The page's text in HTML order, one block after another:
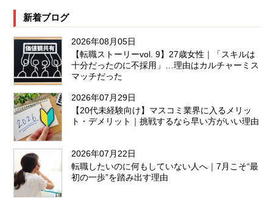
新着ブログ
2026年08月05日
【転職ストーリーvol. 9】27歳女性｜「スキルは
十分だったのに不採用」…理由はカルチャーミス
マッチだった
2026年07月29日
【20代未経験向け】マスコミ業界に入るメリッ
ト・デメリット｜挑戦するなら早い方がいい理由
2026年07月22日
転職したいのに何もしていない人へ｜7月こそ“最
初の一歩”を踏み出す理由